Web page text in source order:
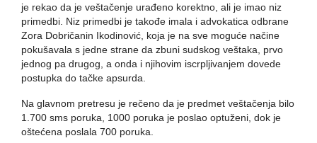
je rekao da je veštačenje urađeno korektno, ali je imao niz
primedbi. Niz primedbi je takođe imala i advokatica odbrane
Zora Dobričanin Ikodinović, koja je na sve moguće načine
pokušavala s jedne strane da zbuni sudskog veštaka, prvo
jednog pa drugog, a onda i njihovim iscrpljivanjem dovede
postupka do tačke apsurda.
Na glavnom pretresu je rečeno da je predmet veštačenja bilo
1.700 sms poruka, 1000 poruka je poslao optuženi, dok je
oštećena poslala 700 poruka.